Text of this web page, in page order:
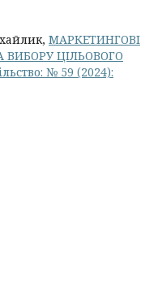
МАРКЕТИНГОВІ
ВИБОРУ ЦІЛЬОВОГО
№ 59 (2024):